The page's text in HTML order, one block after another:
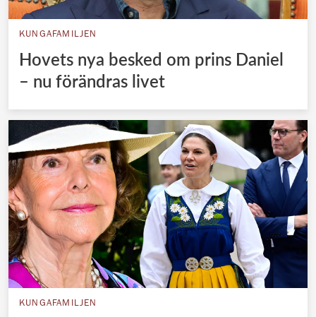
KUNGAFAMILJEN
Hovets nya besked om prins Daniel
– nu förändras livet
KUNGAFAMILJEN